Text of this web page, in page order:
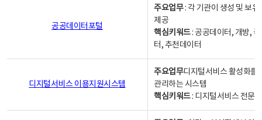
공공데이터포털
주요업무: 각 기관이 생성 및 보
제공
핵심키워드: 공공데이터, 개방,
터, 추천데이터
디지털서비스 이용지원시스템
주요업무디지털서비스 활성화를
관리하는 시스템
핵심키워드: 디지털서비스 전문